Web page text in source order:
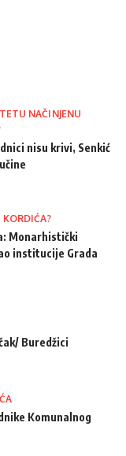
NAČINJENU
nisu krivi, Senkić
Monarhistički
institucije Grada
Buredžici
Komunalnog